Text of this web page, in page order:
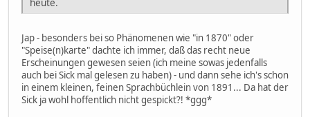
Jap - besonders bei so Phänomenen wie "in 1870" oder
"Speise(n)karte" dachte ich immer, daß das recht neue
Erscheinungen gewesen seien (ich meine sowas jedenfalls
auch bei Sick mal gelesen zu haben) - und dann sehe ich's schon
in einem kleinen, feinen Sprachbüchlein von 1891... Da hat der
Sick ja wohl hoffentlich nicht gespickt?! *ggg*